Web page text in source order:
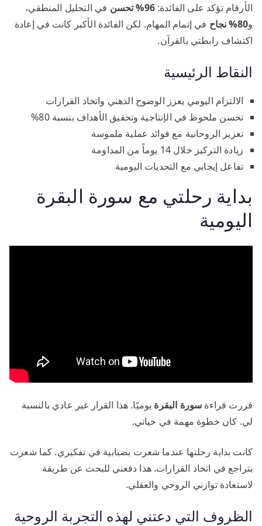
الأرقام تؤكد على الفائدة:96% تحسن
في التحليل المنطقي،
و80% نجاح
في إتمام المهام. لكن الفائدة الأكبر كانت في إعادة
اكتشاف رابطتي بالقرآن.
النقاط الرئيسية
الالتزام اليومي يعزز الوضوح الذهني واتخاذ القرارات
تحسن ملحوظ في الإنتاجية وتحقيق الأهداف بنسبة 80%
تعزيز الروحانية مع فوائد عملية ملموسة
زيادة التركيز خلال 14 يوماً من المداومة
تفاعل إيجابي مع التحديات اليومية
بداية رحلتي مع سورة البقرة
اليومية
قررت قراءة سورة البقرة يوميًا. هذا القرار غير عادي بالنسبة
لي. كان خطوة مهمة في حياتي.
كانت بداية رحلتها عندما شعرت بضبابية في تفكيري. كما شعرت
بتراجع في اتخاذ القرارات. هذا دفعني للبحث عن طريقة
لاستعادة توازني الروحي والعقلي.
الظروف التي دعتني لهذه التجربة الروحية